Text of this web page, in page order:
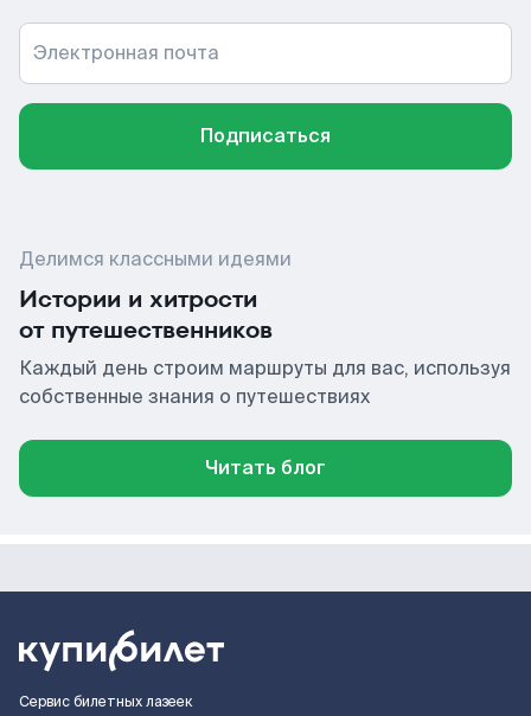
Электронная почта
Подписаться
Делимся классными идеями
Истории и хитрости
от путешественников
Каждый день строим маршруты для вас, используя
собственные знания о путешествиях
Читать блог
Сервис билетных лазеек